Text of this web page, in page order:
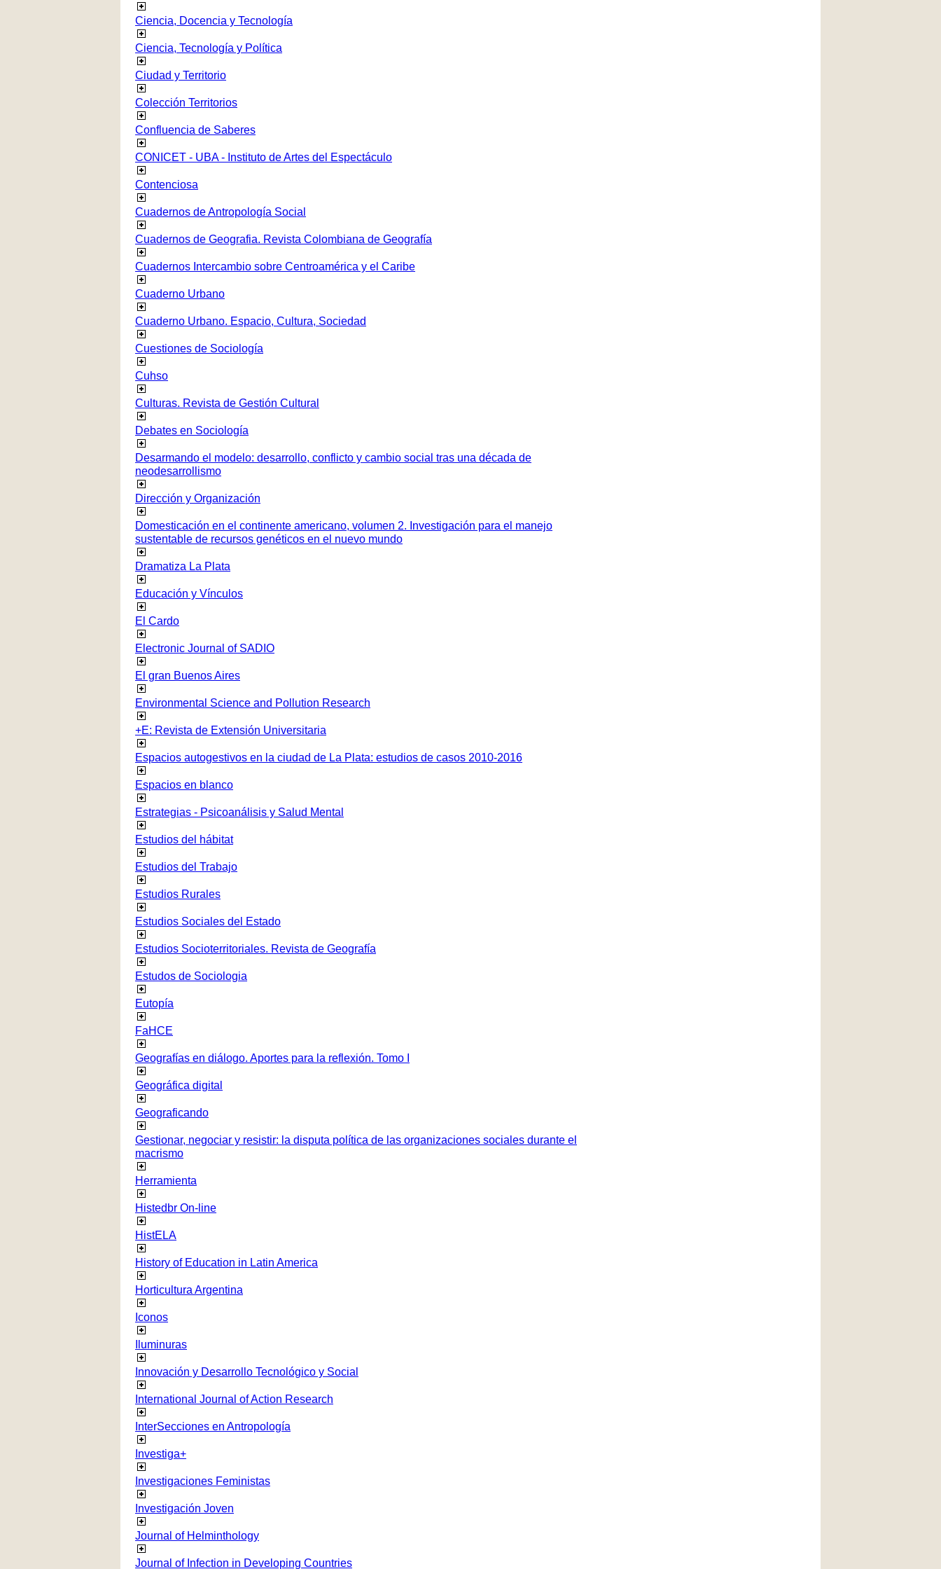
Ciencia, Docencia y Tecnología
Ciencia, Tecnología y Política
Ciudad y Territorio
Colección Territorios
Confluencia de Saberes
CONICET - UBA - Instituto de Artes del Espectáculo
Contenciosa
Cuadernos de Antropología Social
Cuadernos de Geografia. Revista Colombiana de Geografía
Cuadernos Intercambio sobre Centroamérica y el Caribe
Cuaderno Urbano
Cuaderno Urbano. Espacio, Cultura, Sociedad
Cuestiones de Sociología
Cuhso
Culturas. Revista de Gestión Cultural
Debates en Sociología
Desarmando el modelo: desarrollo, conflicto y cambio social tras una década de
neodesarrollismo
Dirección y Organización
Domesticación en el continente americano, volumen 2. Investigación para el manejo
sustentable de recursos genéticos en el nuevo mundo
Dramatiza La Plata
Educación y Vínculos
El Cardo
Electronic Journal of SADIO
El gran Buenos Aires
Environmental Science and Pollution Research
+E: Revista de Extensión Universitaria
Espacios autogestivos en la ciudad de La Plata: estudios de casos 2010-2016
Espacios en blanco
Estrategias - Psicoanálisis y Salud Mental
Estudios del hábitat
Estudios del Trabajo
Estudios Rurales
Estudios Sociales del Estado
Estudios Socioterritoriales. Revista de Geografía
Estudos de Sociologia
Eutopía
FaHCE
Geografías en diálogo. Aportes para la reflexión. Tomo I
Geográfica digital
Geograficando
Gestionar, negociar y resistir: la disputa política de las organizaciones sociales durante el
macrismo
Herramienta
Histedbr On-line
HistELA
History of Education in Latin America
Horticultura Argentina
Iconos
Iluminuras
Innovación y Desarrollo Tecnológico y Social
International Journal of Action Research
InterSecciones en Antropología
Investiga+
Investigaciones Feministas
Investigación Joven
Journal of Helminthology
Journal of Infection in Developing Countries